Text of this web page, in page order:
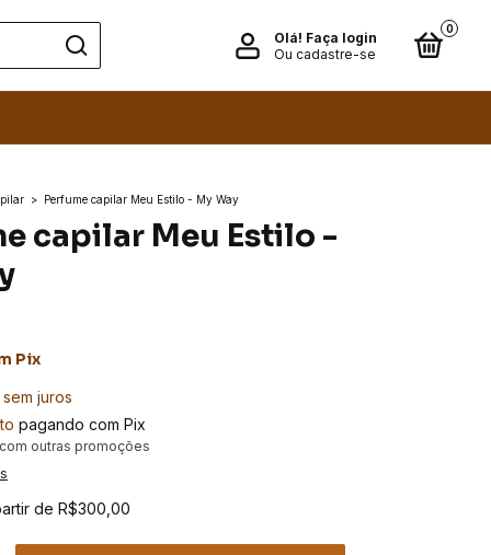
Olá! Faça login
Ou cadastre-se
0
> Perfume capilar Meu Estilo - My Way
capilar Meu Estilo -
Pix
sem juros
pagando com Pix
outras promoções
de R$300,00